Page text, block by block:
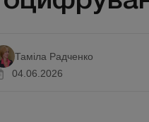
Таміла Радченко
04.06.2026